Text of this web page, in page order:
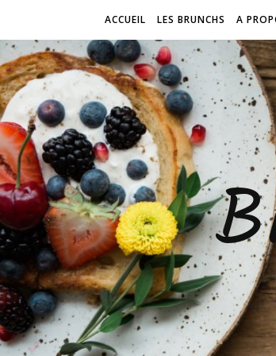
ACCUEIL LES BRUNCHS A